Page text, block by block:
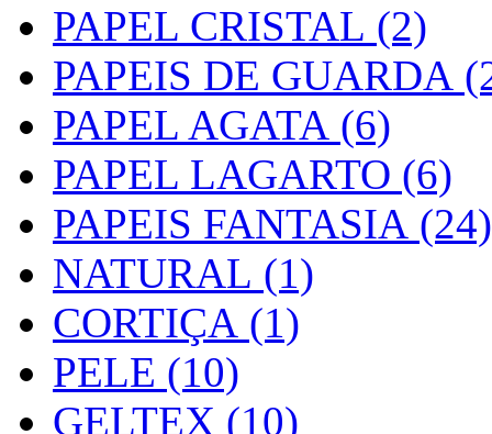
PAPEL CRISTAL (2)
PAPEIS DE GUARDA
PAPEL AGATA (6)
PAPEL LAGARTO (6)
PAPEIS FANTASIA (24)
NATURAL (1)
CORTIÇA (1)
PELE (10)
GELTEX (10)